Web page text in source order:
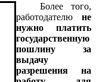
Более того,
работодателю не
нужно платить
государственную
пошлину за
выдачу
разрешения на